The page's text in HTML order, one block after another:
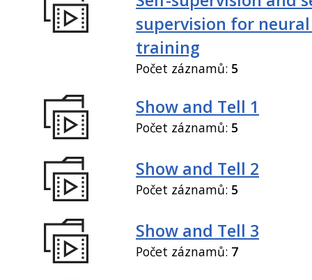
supervision for neural
training
Počet záznamů: 5
Show and Tell 1
Počet záznamů: 5
Show and Tell 2
Počet záznamů: 5
Show and Tell 3
Počet záznamů: 7